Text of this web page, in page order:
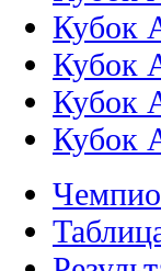
Кубок
Кубок
Кубок
Кубок